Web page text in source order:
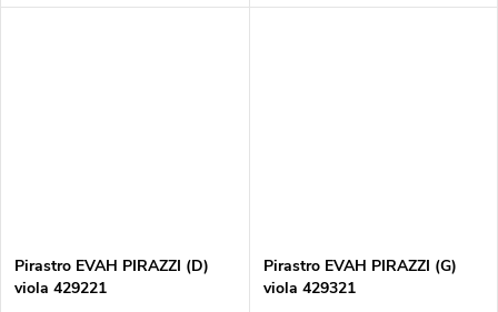
Pirastro EVAH PIRAZZI (D)
viola 429221
Pirastro EVAH PIRAZZI (G)
viola 429321